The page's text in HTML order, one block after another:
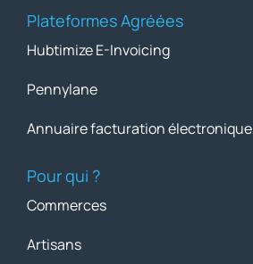
Plateformes Agréées
Hubtimize E-Invoicing
Pennylane
Annuaire facturation électronique
Pour qui ?
Commerces
Artisans